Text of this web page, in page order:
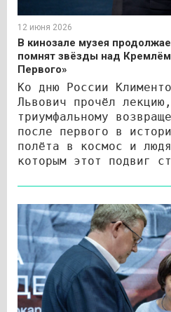
12 июня 2026
В кинозале музея
помнят звёзды над
Первого»
Ко дню России
Львович прочёл
триумфальному
после первого в
полёта в космос и
которым этот подвиг